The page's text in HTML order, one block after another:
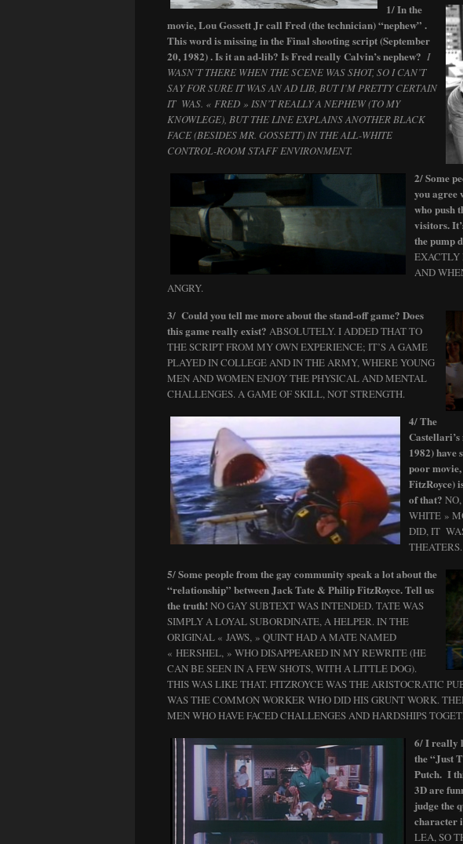
1/ In the
movie, Lou Gossett Jr call Fred (the technician) “nephew” .
This word is missing in the Final shooting script (September
20, 1982) . Is it an ad-lib? Is Fred really Calvin’s nephew? I
WASN’T THERE WHEN THE SCENE WAS SHOT, SO I CAN’T
SAY FOR SURE IT WAS AN AD LIB, BUT I’M PRETTY CERTAIN
IT WAS. « FRED » ISN’T REALLY A NEPHEW (TO MY
KNOWLEGE), BUT THE LINE EXPLAINS ANOTHER BLACK
FACE (BESIDES MR. GOSSETT) IN THE ALL-WHITE
CONTROL-ROOM STAFF ENVIRONMENT.
2/ Some
you agree
who push
visitors.
the pump
EXACTLY
AND
ANGRY.
3/ Could you tell me more about the stand-off game? Does
this game really exist? ABSOLUTELY. I ADDED THAT TO
THE SCRIPT FROM MY OWN EXPERIENCE; IT’S A GAME
PLAYED IN COLLEGE AND IN THE ARMY, WHERE YOUNG
MEN AND WOMEN ENJOY THE PHYSICAL AND MENTAL
CHALLENGES. A GAME OF SKILL, NOT STRENGTH.
4/ The
1982) have
poor
FitzRoyce)
of that?
WHITE »
DID, IT
THEATERS.
5/ Some people from the gay community speak a lot about the
“relationship” between Jack Tate & Philip FitzRoyce. Tell us
the truth!NO GAY SUBTEXT WAS INTENDED. TATE WAS
SIMPLY A LOYAL SUBORDINATE, A HELPER. IN THE
ORIGINAL « JAWS, » QUINT HAD A MATE NAMED
« HERSHEL, » WHO DISAPPEARED IN MY REWRITE (HE
CAN BE SEEN IN A FEW SHOTS, WITH A LITTLE DOG).
THIS WAS LIKE THAT. FITZROYCE WAS THE ARISTOCRATIC
WAS THE COMMON WORKER WHO DID HIS GRUNT WORK.
MEN WHO HAVE FACED CHALLENGES AND HARDSHIPS
6/ I really
the “Just
Putch. I
3D are
judge the
character
LEA, SO